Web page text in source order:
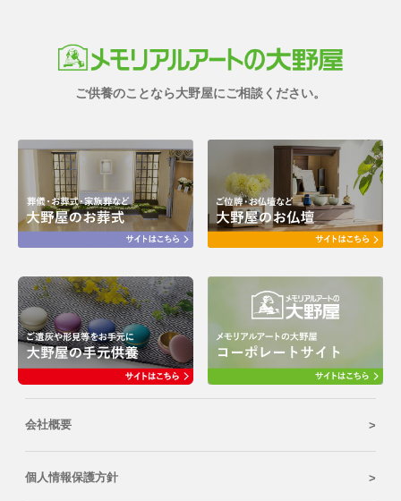
ご供養のことなら大野屋にご相談ください。
会社概要
個人情報保護方針